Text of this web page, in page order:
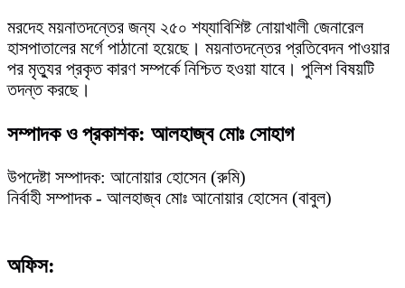
মরদেহ ময়নাতদন্তের জন্য ২৫০ শয্যাবিশিষ্ট নোয়াখালী জেনারেল
হাসপাতালের মর্গে পাঠানো হয়েছে। ময়নাতদন্তের প্রতিবেদন পাওয়ার
পর মৃত্যুর প্রকৃত কারণ সম্পর্কে নিশ্চিত হওয়া যাবে। পুলিশ বিষয়টি
তদন্ত করছে।
সম্পাদক ও প্রকাশক: আলহাজ্ব মোঃ সোহাগ
উপদেষ্টা সম্পাদক: আনোয়ার হোসেন (রুমি)
নির্বাহী সম্পাদক - আলহাজ্ব মোঃ আনোয়ার হোসেন (বাবুল)
অফিস: